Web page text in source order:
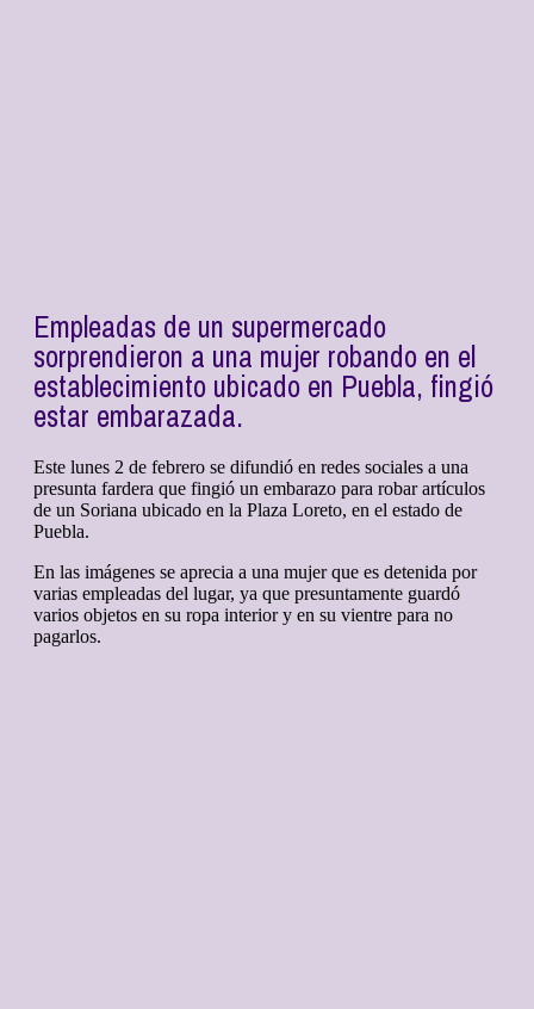
Empleadas de un supermercado
sorprendieron a una mujer robando en el
establecimiento ubicado en Puebla, fingió
estar embarazada.
Este lunes 2 de febrero se difundió en redes sociales a una
presunta fardera que fingió un embarazo para robar artículos
de un Soriana ubicado en la Plaza Loreto, en el estado de
Puebla.
En las imágenes se aprecia a una mujer que es detenida por
varias empleadas del lugar, ya que presuntamente guardó
varios objetos en su ropa interior y en su vientre para no
pagarlos.